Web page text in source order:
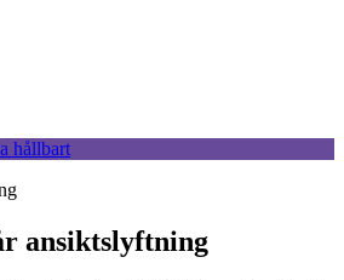
hållbart
ansiktslyftning